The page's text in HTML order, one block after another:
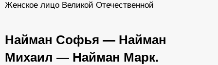
Женское лицо Великой Отечественной
Найман Софья — Найман
Михаил — Найман Марк.